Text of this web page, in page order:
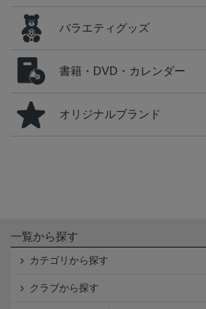
バラエティグッズ
書籍・DVD・カレンダー
オリジナルブランド
一覧から探す
カテゴリから探す
クラブから探す